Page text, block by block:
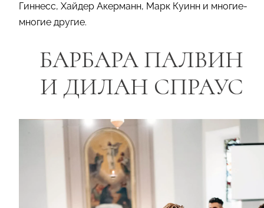
Гиннесс, Хайдер Акерманн, Марк Куинн и многие-
многие другие.
БАРБАРА ПАЛВИН
И ДИЛАН СПРАУС